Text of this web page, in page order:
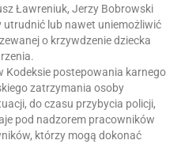
Ławreniuk, Jerzy Bobrowski
utrudnić lub nawet uniemożliwić
o krzywdzenie dziecka
Kodeksie postepowania karnego
zatrzymania osoby
do czasu przybycia policji,
pod nadzorem pracowników
którzy mogą dokonać